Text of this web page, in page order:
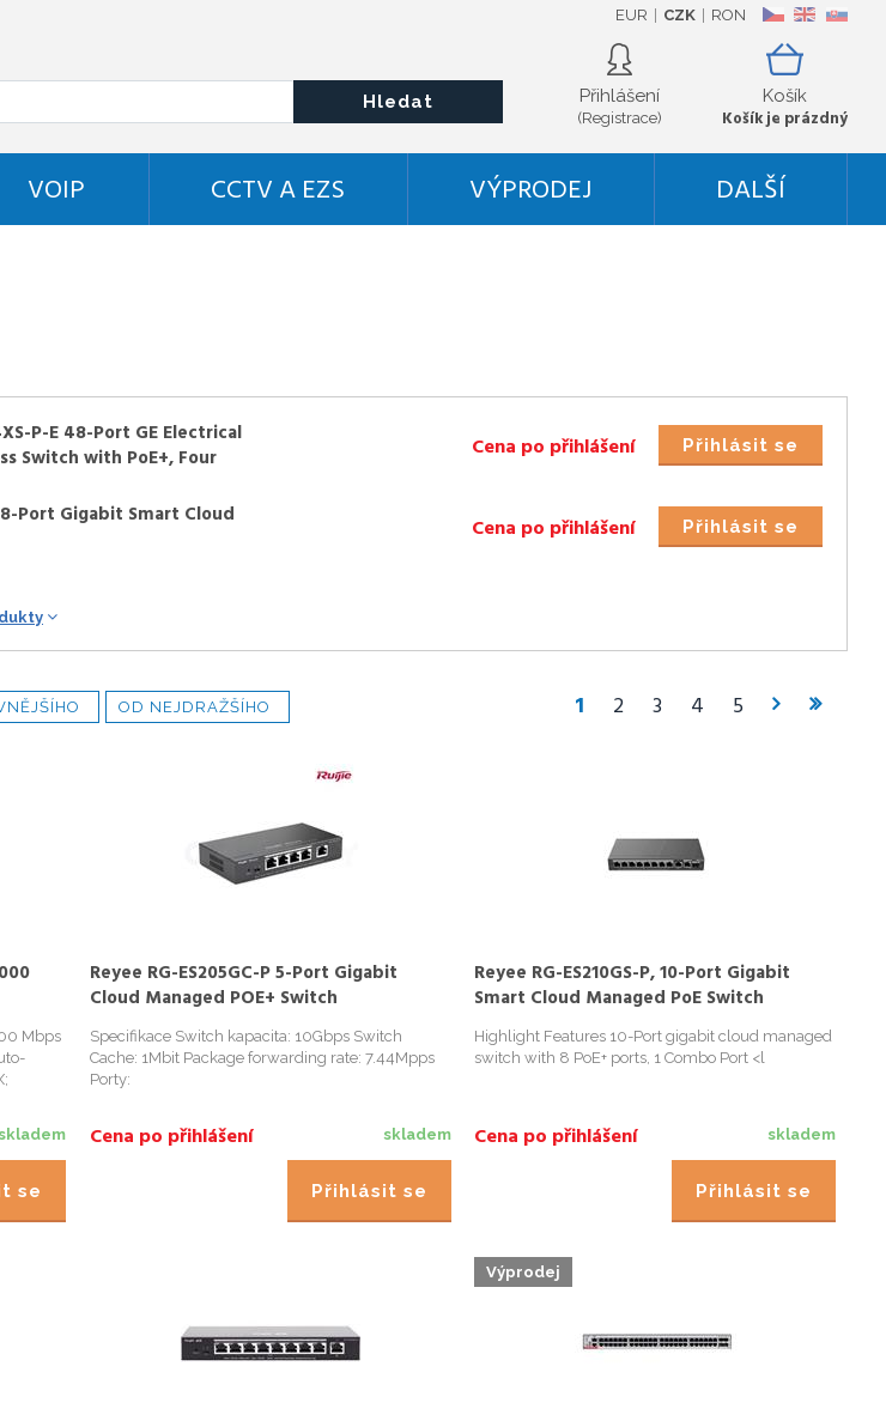
CZ EN SK
EUR CZK RON
Košík
Košík je prázdný
Přihlášení
(Registrace)
Hledat
VOIP CCTV A EZS VÝPRODEJ DALŠÍ
P-E 48-Port GE Electrical
Switch with PoE+, Four
Přihlásit se
Cena po přihlášení
Port Gigabit Smart Cloud
Přihlásit se
Cena po přihlášení
OD NEJDRAŽŠÍHO 1 2 3 4 5
Mbps
se
Reyee RG-ES205GC-P 5-Port Gigabit
Cloud Managed POE+ Switch
Specifikace Switch kapacita: 10Gbps Switch
Cache: 1Mbit Package forwarding rate: 7.44Mpps
Porty:
skladem
Cena po přihlášení
Přihlásit se
Reyee RG-ES210GS-P, 10-Port Gigabit
Smart Cloud Managed PoE Switch
Highlight Features 10-Port gigabit cloud managed
switch with 8 PoE+ ports, 1 Combo Port <l
skladem
Cena po přihlášení
Přihlásit se
Výprodej